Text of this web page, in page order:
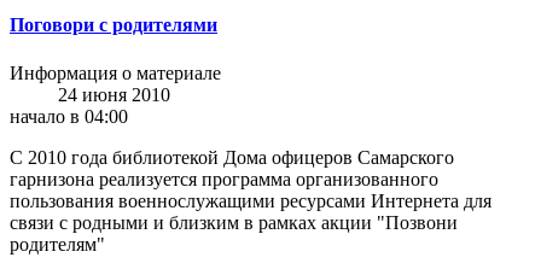
Поговори с родителями
Информация о материале
24 июня 2010
начало в 04:00
С 2010 года библиотекой Дома офицеров Самарского
гарнизона реализуется программа организованного
пользования военнослужащими ресурсами Интернета для
связи с родными и близким в рамках акции "Позвони
родителям"